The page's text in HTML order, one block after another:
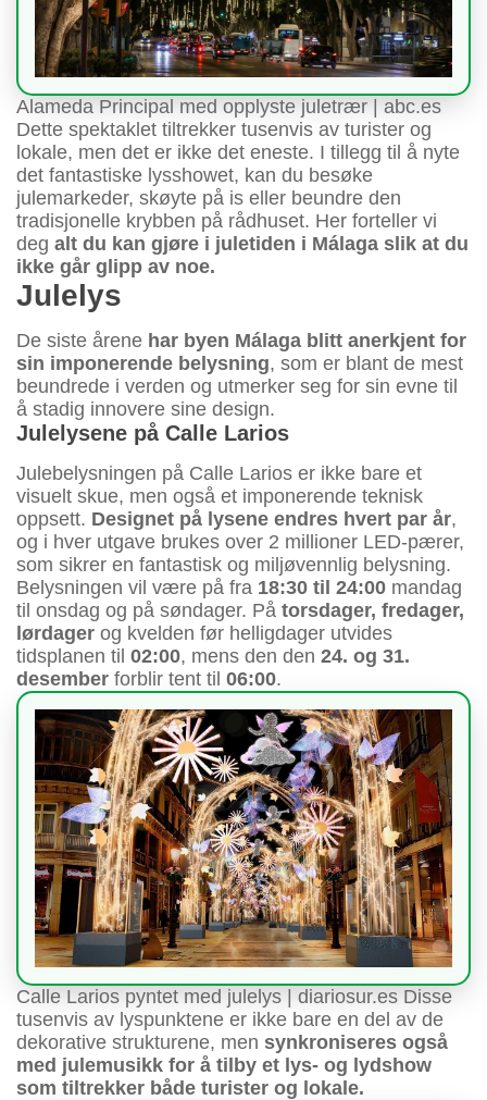
Alameda Principal med opplyste juletrær | abc.es
Dette spektaklet tiltrekker tusenvis av turister og
lokale, men det er ikke det eneste. I tillegg til å nyte
det fantastiske lysshowet, kan du besøke
julemarkeder, skøyte på is eller beundre den
tradisjonelle krybben på rådhuset. Her forteller vi
deg alt du kan gjøre i juletiden i Málaga slik at du
ikke går glipp av noe.
Julelys
De siste årene har byen Málaga blitt anerkjent for
sin imponerende belysning, som er blant de mest
beundrede i verden og utmerker seg for sin evne til
å stadig innovere sine design.
Julelysene på Calle Larios
Julebelysningen på Calle Larios er ikke bare et
visuelt skue, men også et imponerende teknisk
oppsett. Designet på lysene endres hvert par år,
og i hver utgave brukes over 2 millioner LED-pærer,
som sikrer en fantastisk og miljøvennlig belysning.
Belysningen vil være på fra 18:30 til 24:00 mandag
til onsdag og på søndager. På torsdager, fredager,
lørdager og kvelden før helligdager utvides
tidsplanen til 02:00, mens den den 24. og 31.
desember forblir tent til 06:00.
Calle Larios pyntet med julelys | diariosur.es Disse
tusenvis av lyspunktene er ikke bare en del av de
dekorative strukturene, men synkroniseres også
med julemusikk for å tilby et lys- og lydshow
som tiltrekker både turister og lokale.